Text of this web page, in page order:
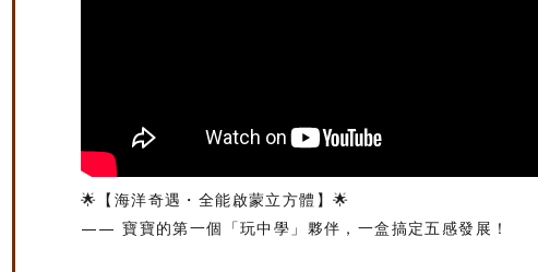
🌟【海洋奇遇・全能啟蒙立方體】🌟
—— 寶寶的第一個「玩中學」夥伴，一盒搞定五感發展！